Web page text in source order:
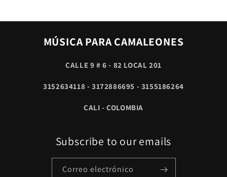
MÚSICA PARA CAMALEONES
CALLE 9 # 6 - 82 LOCAL 201
3152634118 - 3172886695 - 3155186264
CALI - COLOMBIA
Subscribe to our emails
Correo electrónico